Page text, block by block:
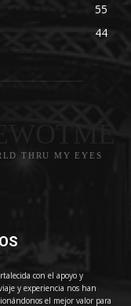
55
44
THRU MY EYES
con el apoyo y
y experiencia nos han
el mejor valor para